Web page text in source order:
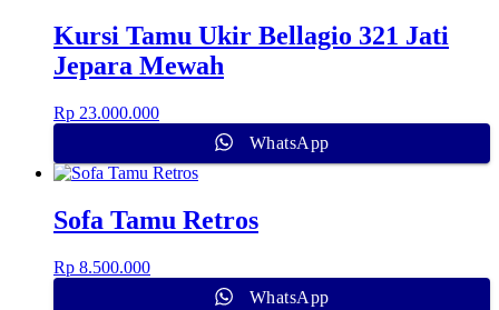
Kursi Tamu Ukir Bellagio 321 Jati
Jepara Mewah
Rp 23.000.000
WhatsApp
Sofa Tamu Retros
Rp 8.500.000
WhatsApp